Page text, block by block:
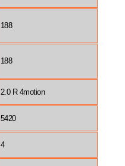
188
188
2.0 R 4motion
5420
4